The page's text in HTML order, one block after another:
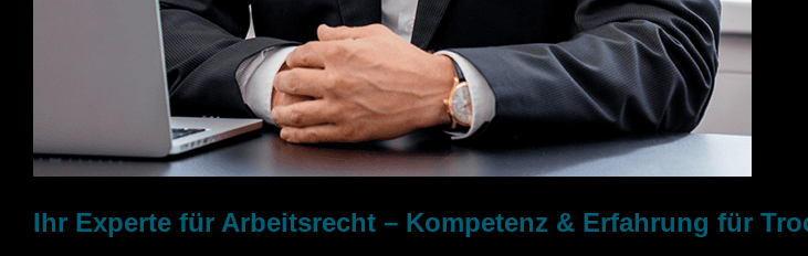
Ihr Experte für Arbeitsrecht – Kompetenz & Erfahrung für